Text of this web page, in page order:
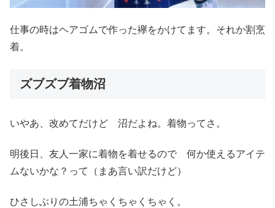
仕事の時はヘアゴムで作った襷をかけてます。それか割烹
着。
ズブズブ着物沼
いやあ、改めてだけど 沼だよね。着物ってさ。
明後日、友人一家に着物を着せるので 何か使えるアイテ
ムないかな？って（まあ言い訳だけど）
ひさしぶりの土浦ちゃくちゃくちゃく。